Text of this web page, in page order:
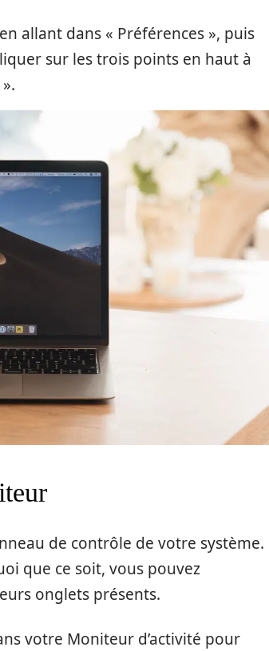
allant dans « Préférences », puis
sur les trois points en haut à
de contrôle de votre système.
que ce soit, vous pouvez
onglets présents.
votre Moniteur d’activité pour